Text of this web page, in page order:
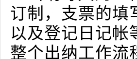
订制，支票的填
以及登记日记帐
整个出纳工作流